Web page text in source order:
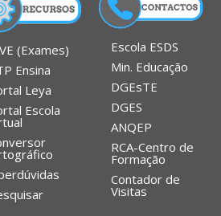
(Exames)
Ensina
Leya
Escola
Escola ESDS
Min. Educação
DGEsTE
DGES
ANQEP
RCA-Centro de
Formação
Contador de
Visitas